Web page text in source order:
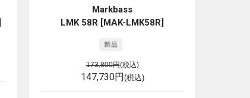
Markbass
LMK 58R [MAK-LMK58R]
173,800円(税込)
147,730円(税込)